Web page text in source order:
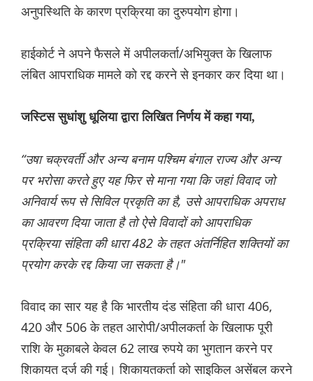
अनुपस्थिति के कारण प्रक्रिया का दुरुपयोग होगा।
हाईकोर्ट ने अपने फैसले में अपीलकर्ता/अभियुक्त के खिलाफ
लंबित आपराधिक मामले को रद्द करने से इनकार कर दिया था।
जस्टिस सुधांशु धूलिया द्वारा लिखित निर्णय में कहा गया,
“उषा चक्रवर्ती और अन्य बनाम पश्चिम बंगाल राज्य और अन्य
पर भरोसा करते हुए यह फिर से माना गया कि जहां विवाद जो
अनिवार्य रूप से सिविल प्रकृति का है, उसे आपराधिक अपराध
का आवरण दिया जाता है तो ऐसे विवादों को आपराधिक
प्रक्रिया संहिता की धारा 482 के तहत अंतर्निहित शक्तियों का
प्रयोग करके रद्द किया जा सकता है।"
विवाद का सार यह है कि भारतीय दंड संहिता की धारा 406,
420 और 506 के तहत आरोपी/अपीलकर्ता के खिलाफ पूरी
राशि के मुकाबले केवल 62 लाख रुपये का भुगतान करने पर
शिकायत दर्ज की गई। शिकायतकर्ता को साइकिल असेंबल करने